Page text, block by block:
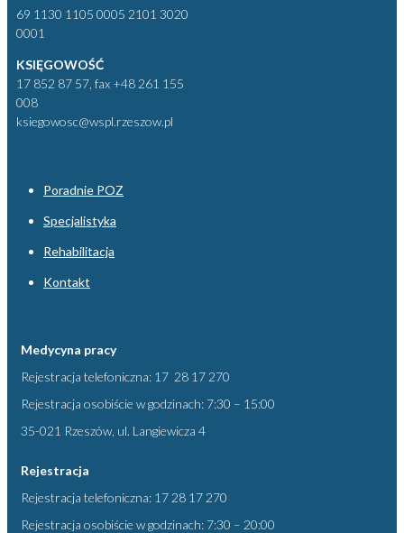
69 1130 1105 0005 2101 3020
0001
KSIĘGOWOŚĆ
17 852 87 57, fax +48 261 155
008
ksiegowosc@wspl.rzeszow.pl
Poradnie POZ
Specjalistyka
Rehabilitacja
Kontakt
Medycyna pracy
Rejestracja telefoniczna: 17 28 17 270
Rejestracja osobiście w godzinach: 7:30 – 15:00
35-021 Rzeszów, ul. Langiewicza 4
Rejestracja
Rejestracja telefoniczna: 17 28 17 270
Rejestracja osobiście w godzinach: 7:30 – 20:00